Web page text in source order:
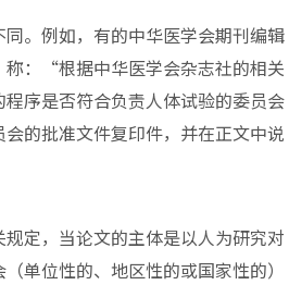
。例如，有的中华医学会期刊编辑
：“根据中华医学会杂志社的相关
序是否符合负责人体试验的委员会
的批准文件复印件，并在正文中说
定，当论文的主体是以人为研究对
单位性的、地区性的或国家性的）